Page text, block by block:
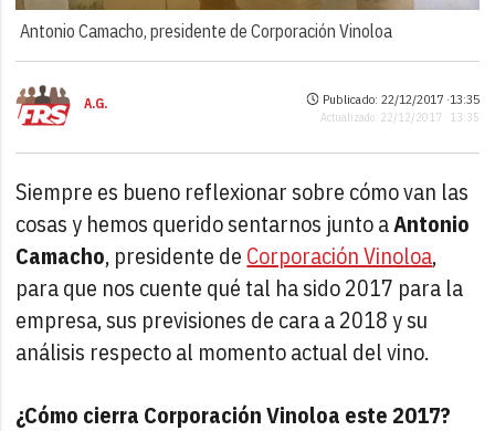
Antonio Camacho, presidente de Corporación Vinoloa
A.G. Publicado: 22/12/2017 ·13:35
Actualizado: 22/12/2017 · 13:35
Siempre es bueno reflexionar sobre cómo van las
cosas y hemos querido sentarnos junto aAntonio
Camacho, presidente de Corporación Vinoloa,
para que nos cuente qué tal ha sido 2017 para la
empresa, sus previsiones de cara a 2018 y su
análisis respecto al momento actual del vino.
¿Cómo cierra Corporación Vinoloa este 2017?